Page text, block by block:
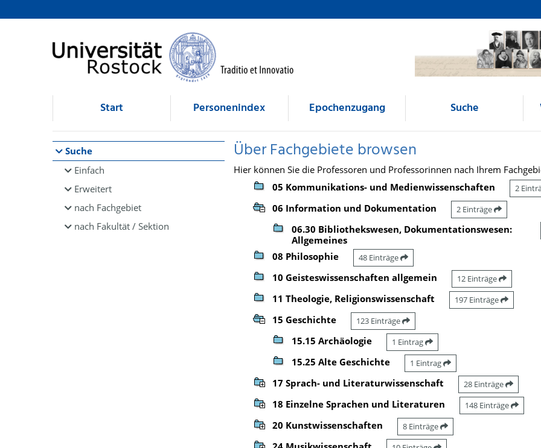
Browsen
direkt zum Inhalt
Start Personenindex Epochenzugang Suche
Suche
Einfach
Erweitert
nach Fachgebiet
nach Fakultät / Sektion
Über Fachgebiete browsen
Hier können Sie die Professoren und Professorinnen nach Ihrem
05 Kommunikations- und Medienwissenschaften
2
06 Information und Dokumentation 2 Einträge
06.30 Bibliothekswesen, Dokumentationswesen:
Allgemeines
08 Philosophie 48 Einträge
10 Geisteswissenschaften allgemein 12 Einträge
11 Theologie, Religionswissenschaft 197 Einträge
15 Geschichte 123 Einträge
15.15 Archäologie 1 Eintrag
15.25 Alte Geschichte 1 Eintrag
17 Sprach- und Literaturwissenschaft 28 Einträge
18 Einzelne Sprachen und Literaturen 148 Einträge
20 Kunstwissenschaften 8 Einträge